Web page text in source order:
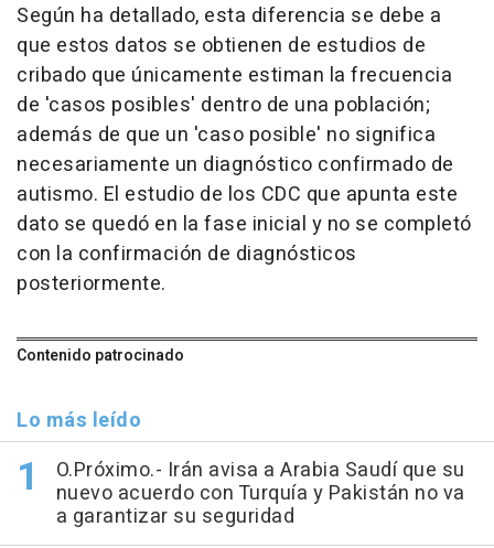
Según ha detallado, esta diferencia se debe a
que estos datos se obtienen de estudios de
cribado que únicamente estiman la frecuencia
de 'casos posibles' dentro de una población;
además de que un 'caso posible' no significa
necesariamente un diagnóstico confirmado de
autismo. El estudio de los CDC que apunta este
dato se quedó en la fase inicial y no se completó
con la confirmación de diagnósticos
posteriormente.
Contenido patrocinado
Lo más leído
O.Próximo.- Irán avisa a Arabia Saudí que su
nuevo acuerdo con Turquía y Pakistán no va
a garantizar su seguridad